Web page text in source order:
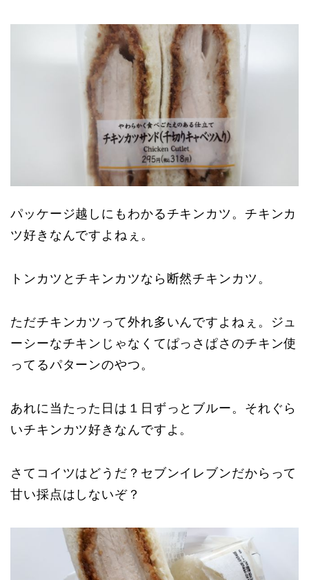
パッケージ越しにもわかるチキンカツ。チキンカ
ツ好きなんですよねぇ。
トンカツとチキンカツなら断然チキンカツ。
ただチキンカツって外れ多いんですよねぇ。ジュ
ーシーなチキンじゃなくてぱっさぱさのチキン使
ってるパターンのやつ。
あれに当たった日は１日ずっとブルー。それぐら
いチキンカツ好きなんですよ。
さてコイツはどうだ？セブンイレブンだからって
甘い採点はしないぞ？